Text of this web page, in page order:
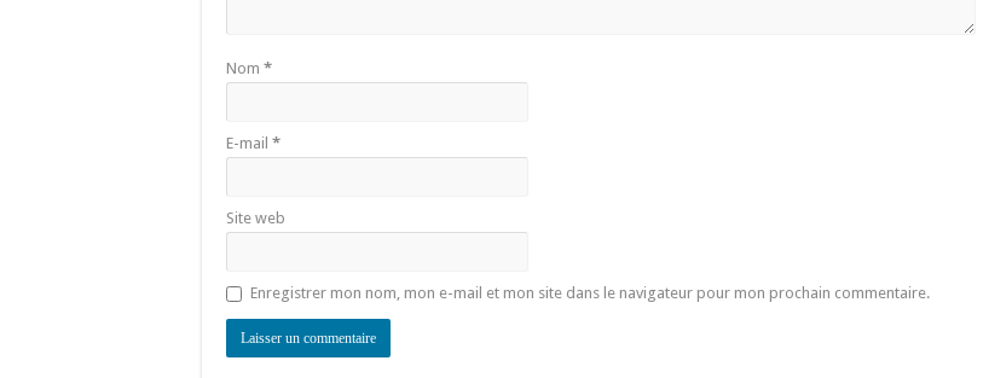
Nom *
E-mail *
Site web
Enregistrer mon nom, mon e-mail et mon site dans le navigateur pour mon prochain commentaire.